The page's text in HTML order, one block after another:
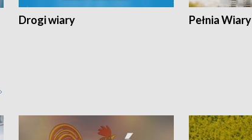
Drogi wiary Pełnia Wiary